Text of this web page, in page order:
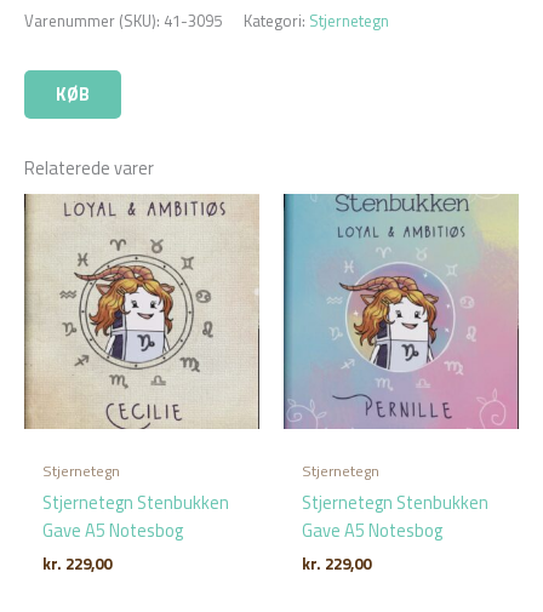
Varenummer (SKU): 41-3095 Kategori: Stjernetegn
KØB
Relaterede varer
Stjernetegn
Stjernetegn Stenbukken
Gave A5 Notesbog
kr. 229,00
Stjernetegn
Stjernetegn Stenbukken
Gave A5 Notesbog
kr. 229,00